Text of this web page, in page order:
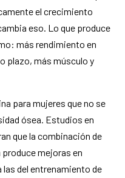
el crecimiento
eso. Lo que produce
más rendimiento en
plazo, más músculo y
para mujeres que no se
ósea. Estudios en
que la combinación de
mejoras en
del entrenamiento de